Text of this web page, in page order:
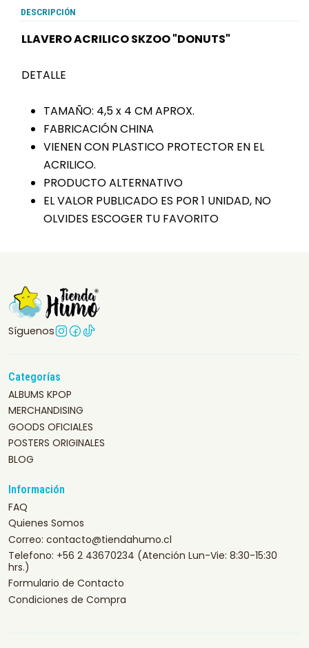
DESCRIPCIÓN
LLAVERO ACRILICO SKZOO "DONUTS"
DETALLE
TAMAÑO: 4,5 x 4 CM APROX.
FABRICACIÓN CHINA
VIENEN CON PLASTICO PROTECTOR EN EL
ACRILICO.
PRODUCTO ALTERNATIVO
EL VALOR PUBLICADO ES POR 1 UNIDAD, NO
OLVIDES ESCOGER TU FAVORITO
Síguenos
Categorías
ALBUMS KPOP
MERCHANDISING
GOODS OFICIALES
POSTERS ORIGINALES
BLOG
Información
FAQ
Quienes Somos
Correo: contacto@tiendahumo.cl
Telefono: +56 2 43670234 (Atención Lun-Vie: 8:30-15:30
hrs.)
Formulario de Contacto
Condiciones de Compra